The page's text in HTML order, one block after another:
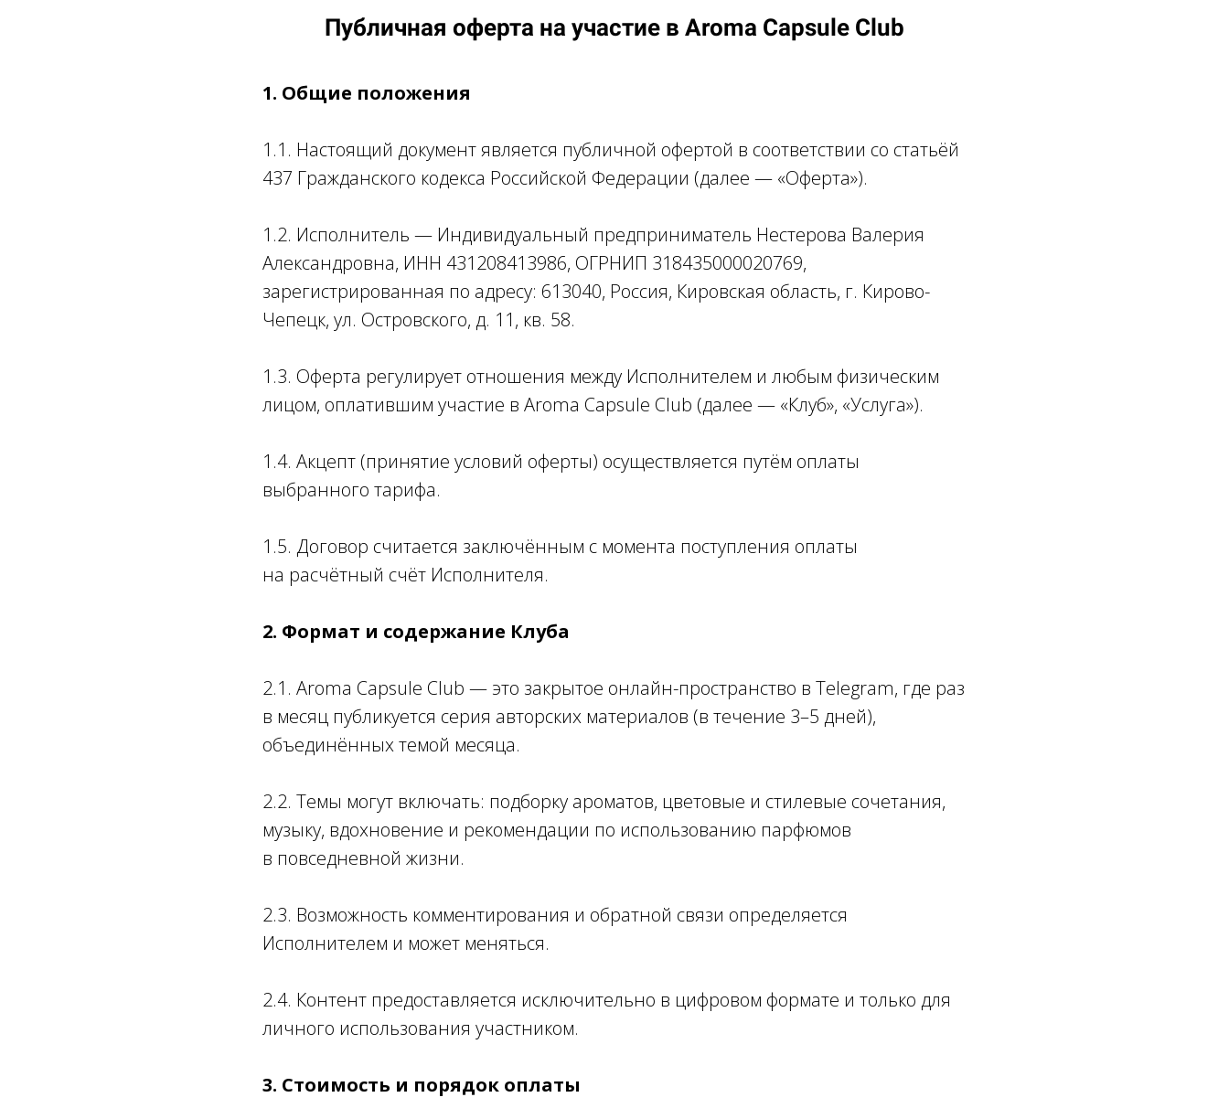
Публичная оферта на участие в Aroma Capsule Club
1. Общие положения
1.1. Настоящий документ является публичной офертой в соответствии со статьёй
437 Гражданского кодекса Российской Федерации (далее — «Оферта»).
1.2. Исполнитель — Индивидуальный предприниматель Нестерова Валерия
Александровна, ИНН 431208413986, ОГРНИП 318435000020769,
зарегистрированная по адресу: 613040, Россия, Кировская область, г. Кирово-
Чепецк, ул. Островского, д. 11, кв. 58.
1.3. Оферта регулирует отношения между Исполнителем и любым физическим
лицом, оплатившим участие в Aroma Capsule Club (далее — «Клуб», «Услуга»).
1.4. Акцепт (принятие условий оферты) осуществляется путём оплаты
выбранного тарифа.
1.5. Договор считается заключённым с момента поступления оплаты
на расчётный счёт Исполнителя.
2. Формат и содержание Клуба
2.1. Aroma Capsule Club — это закрытое онлайн-пространство в Telegram, где раз
в месяц публикуется серия авторских материалов (в течение 3–5 дней),
объединённых темой месяца.
2.2. Темы могут включать: подборку ароматов, цветовые и стилевые сочетания,
музыку, вдохновение и рекомендации по использованию парфюмов
в повседневной жизни.
2.3. Возможность комментирования и обратной связи определяется
Исполнителем и может меняться.
2.4. Контент предоставляется исключительно в цифровом формате и только для
личного использования участником.
3. Стоимость и порядок оплаты